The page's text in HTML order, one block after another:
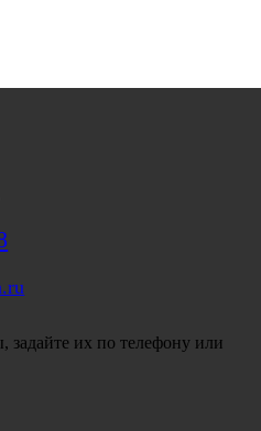
задайте их по телефону или